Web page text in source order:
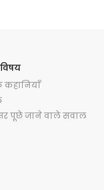
कहानियाँ
पूछे जाने वाले सवाल